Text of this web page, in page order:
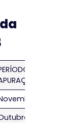
DE
2023
2023